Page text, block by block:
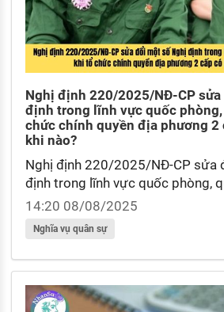
Nghị định 220/2025/NĐ-CP
định trong lĩnh vực quốc
chức chính quyền địa phương 2
khi nào?
Nghị định 220/2025/NĐ-CP sửa
định trong lĩnh vực quốc phòng,
chức chính quyền địa phương 2
nào? Không đăng ký nghĩa vụ
thể phạt đến 10 triệu đồng theo
218/2025/NĐ-CP
14:20 08/08/2025
Nghĩa vụ quân sự